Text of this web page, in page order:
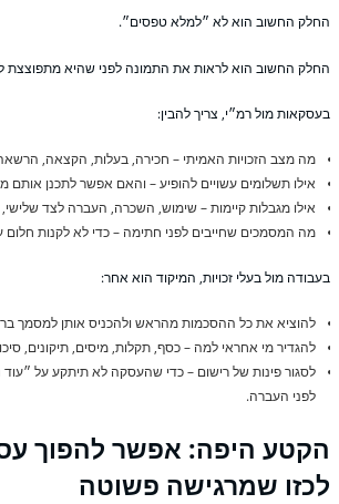
החשוב הוא לא ״למלא טפסים״.
החשוב הוא לראות את התמונה לפני שהיא מתפוצצת
מול רמ״י, צריך להבין:
מה מצב הזכויות האמיתי – חכירה, בעלות, הקצאה, הרשאה,
אילו תשלומים עשויים להופיע – והאם אפשר לתכנן אותם
אילו מגבלות קיימות – שימוש, השכרה, העברה לצד שלישי,
מה המסמכים שחייבים לפני חתימה – כדי לא לקנות חלום עם
מול בעלי זכויות, המיקוד הוא אחר:
להוציא את כל ההסכמות מהראש ולהכניס אותן למסמך ברור.
להגדיר מי אחראי למה – כסף, תקלות, מיסים, תיקונים,
לסגור פינות של רישום – כדי שהעסקה לא תיתקע על ״עוד
לפני העברה.
היפה: אפשר להפוך
שמרגישה פשוטה